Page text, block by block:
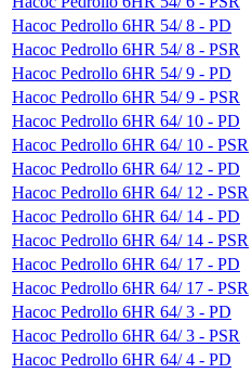
Насос Pedrollo 6HR 54/ 8 - PD
Насос Pedrollo 6HR 54/ 8 - PSR
Насос Pedrollo 6HR 54/ 9 - PD
Насос Pedrollo 6HR 54/ 9 - PSR
Насос Pedrollo 6HR 64/ 10 - PD
Насос Pedrollo 6HR 64/ 10 - PSR
Насос Pedrollo 6HR 64/ 12 - PD
Насос Pedrollo 6HR 64/ 12 - PSR
Насос Pedrollo 6HR 64/ 14 - PD
Насос Pedrollo 6HR 64/ 14 - PSR
Насос Pedrollo 6HR 64/ 17 - PD
Насос Pedrollo 6HR 64/ 17 - PSR
Насос Pedrollo 6HR 64/ 3 - PD
Насос Pedrollo 6HR 64/ 3 - PSR
Насос Pedrollo 6HR 64/ 4 - PD